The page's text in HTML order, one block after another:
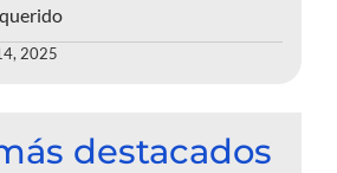
2025
destacados